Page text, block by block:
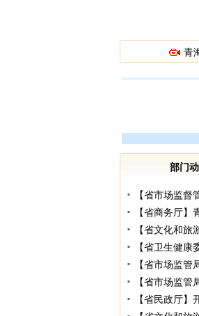
青
部门
【省市场监
【省商务厅
【省文化和
【省卫生健
【省市场监
【省市场监
【省民政厅